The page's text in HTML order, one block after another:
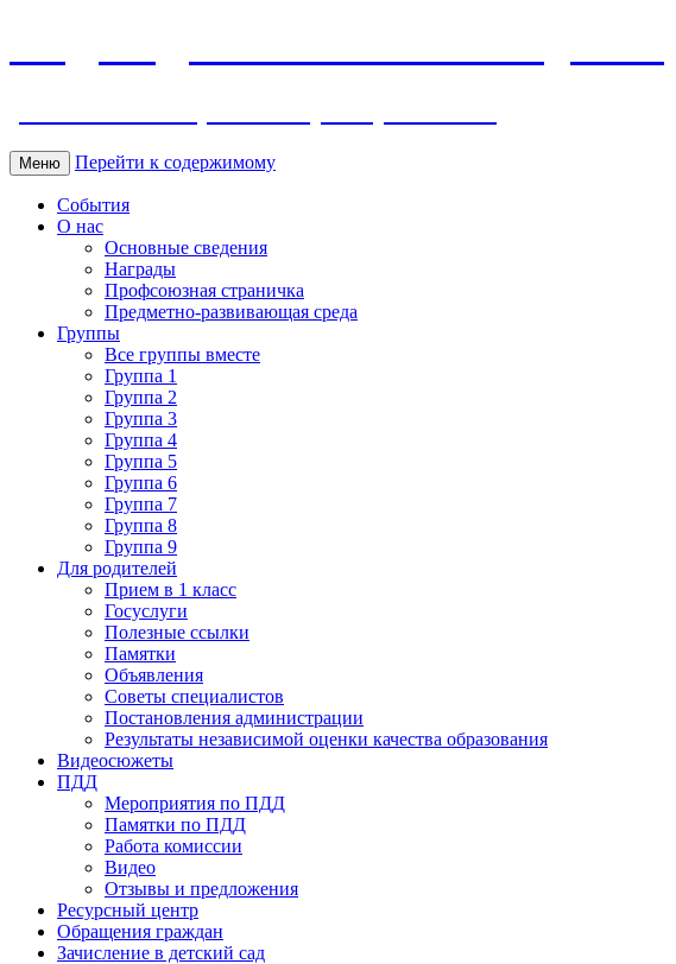
Меню Перейти к содержимому
События
О нас
Основные сведения
Награды
Профсоюзная страничка
Предметно-развивающая среда
Группы
Все группы вместе
Группа 1
Группа 2
Группа 3
Группа 4
Группа 5
Группа 6
Группа 7
Группа 8
Группа 9
Для родителей
Прием в 1 класс
Госуслуги
Полезные ссылки
Памятки
Объявления
Советы специалистов
Постановления администрации
Результаты независимой оценки качества образования
Видеосюжеты
ПДД
Мероприятия по ПДД
Памятки по ПДД
Работа комиссии
Видео
Отзывы и предложения
Ресурсный центр
Обращения граждан
Зачисление в детский сад